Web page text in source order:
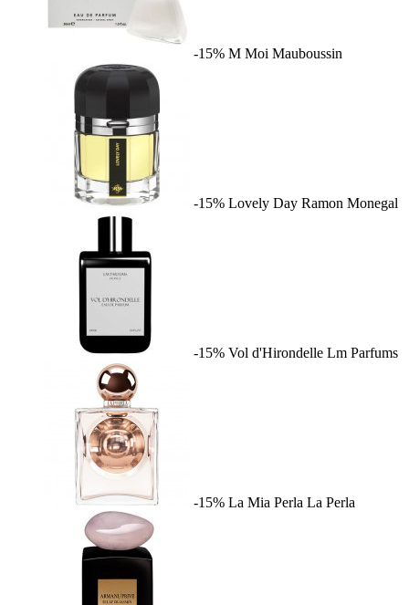
-15% M Moi Mauboussin
-15% Lovely Day Ramon Monegal
-15% Vol d'Hirondelle Lm Parfums
-15% La Mia Perla La Perla